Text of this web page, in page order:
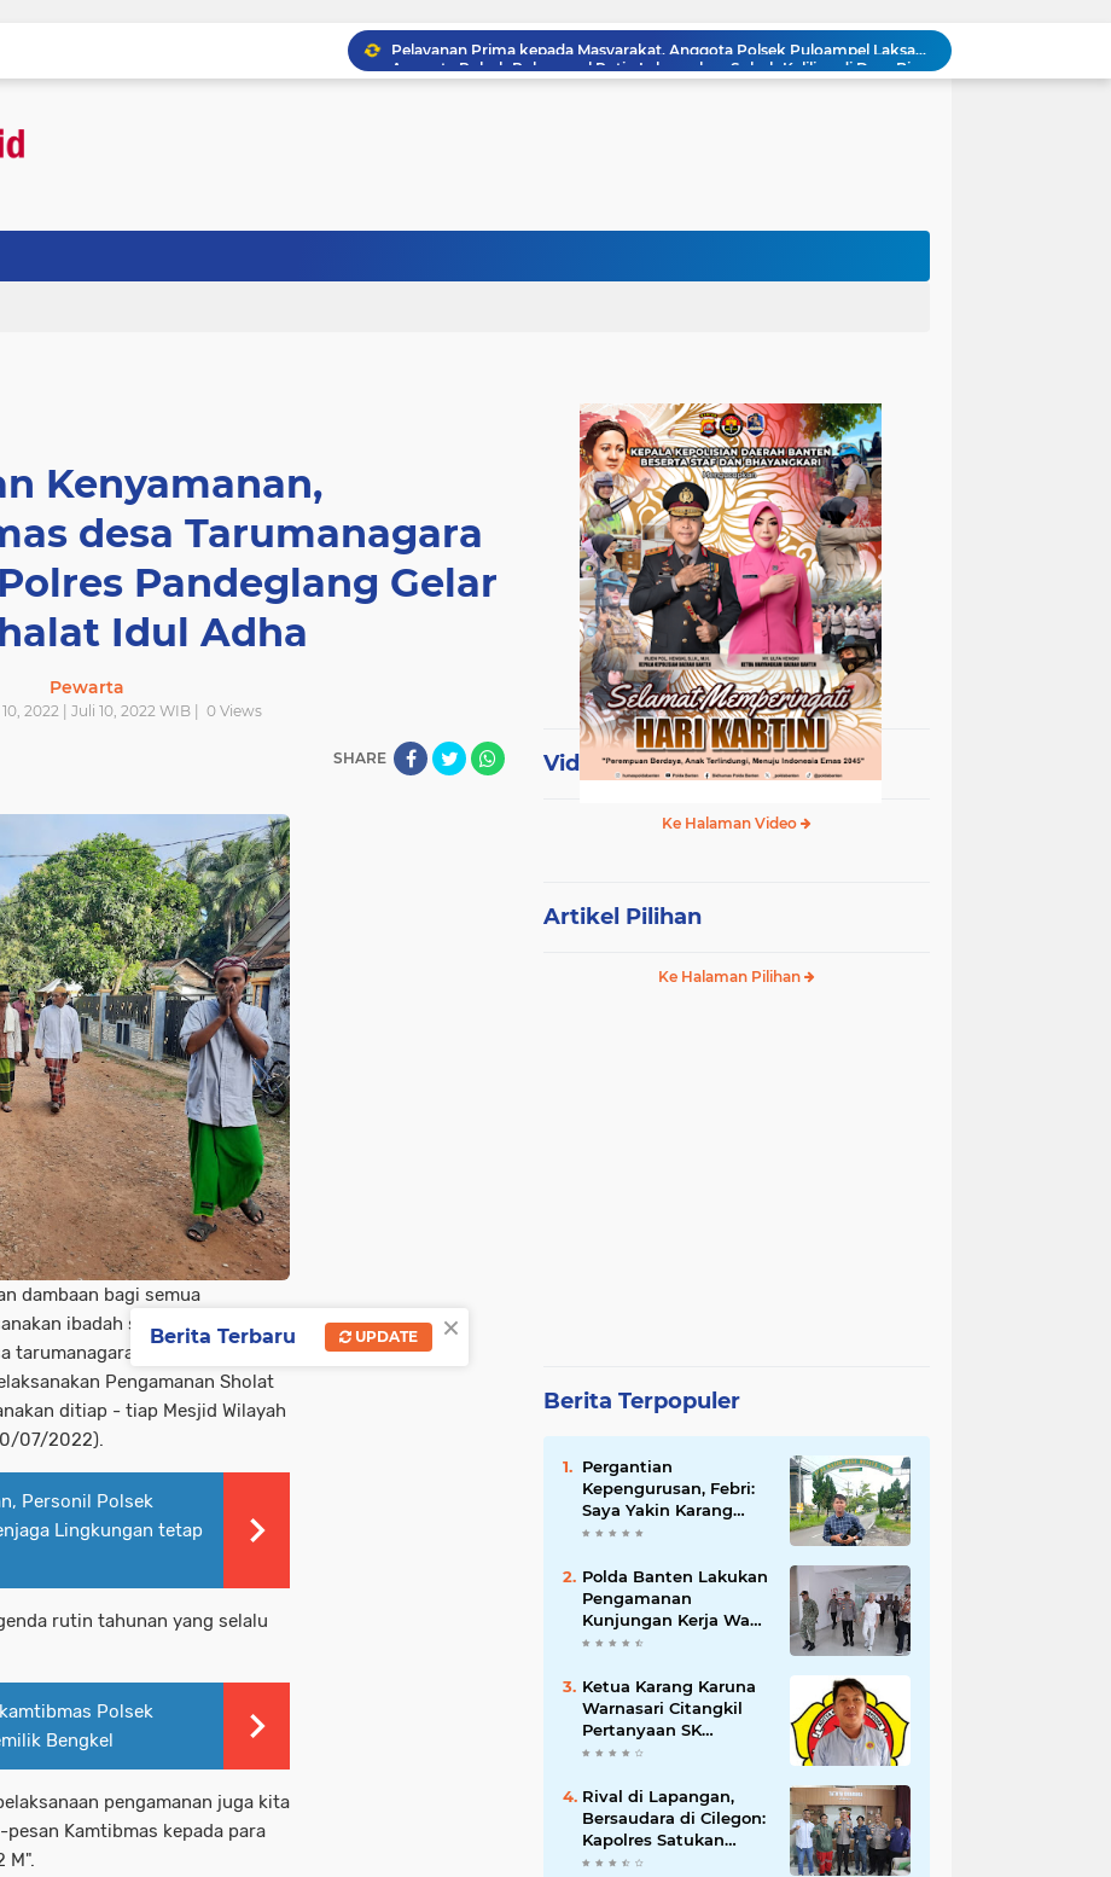
Anggota Polsek Puloampel Rutin Laksanakan Subuh Keliling di Desa Binaannya
Bhabinkamtibmas Polsek Puloampel Sambang Warganya, Himbau Bahaya Bakar Sampah dan Sosialisasikan Layanan 110
Personel Samapta KSKP Merak Polres Cilegon Patroli Dialogis Sampaikan Imbauan kepada Pengguna Jasa Kepelabuhan
Kenyamanan,
desa Tarumanagara
Pandeglang Gelar
Idul Adha
Pewarta
2022 | Juli 10, 2022 WIB | 0 Views
SHARE
dambaan bagi semua
ibadah sholat Idul Adha
tarumanagara Polsek Cigeulis
Pengamanan Sholat
ditiap - tiap Mesjid Wilayah
07/2022).
Personil Polsek
Lingkungan tetap
rutin tahunan yang selalu
Polsek
Bengkel
pengamanan juga kita
Kamtibmas kepada para
M".
Video Terpopuler
Ke Halaman Video
Artikel Pilihan
Ke Halaman Pilihan
Berita Terpopuler
Pergantian
Kepengurusan, Febri:
Saya Yakin Karang
Taruna Wanakarsa
Kepemimpinan Bung
Entus Jauh Membawa
Manfaat
Polda Banten Lakukan
Pengamanan
Kunjungan Kerja Wakil
Presiden RI
Ketua Karang Karuna
Warnasari Citangkil
Pertanyaan SK
Karetaker dan Urgensi
Berduka
Rival di Lapangan,
Bersaudara di Cilegon:
Kapolres Satukan
Viking dan Jak Mania
×
Berita Terbaru UPDATE